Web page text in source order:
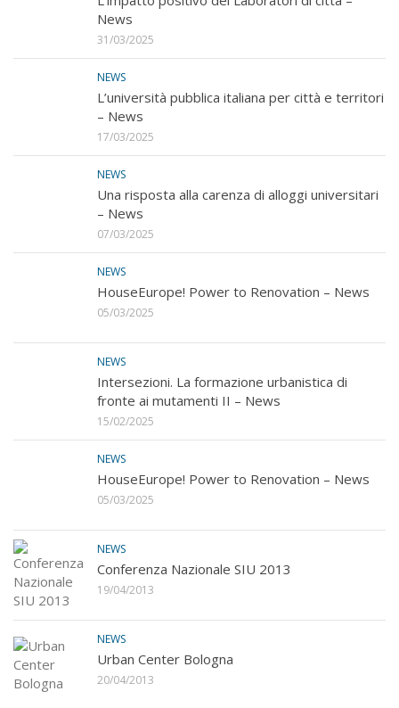
News
31/03/2025
NEWS
L’università pubblica italiana per città e territori
– News
17/03/2025
NEWS
Una risposta alla carenza di alloggi universitari
– News
07/03/2025
NEWS
HouseEurope! Power to Renovation – News
05/03/2025
NEWS
Intersezioni. La formazione urbanistica di
fronte ai mutamenti II – News
15/02/2025
NEWS
HouseEurope! Power to Renovation – News
05/03/2025
NEWS
Conferenza Nazionale SIU 2013
19/04/2013
NEWS
Urban Center Bologna
20/04/2013